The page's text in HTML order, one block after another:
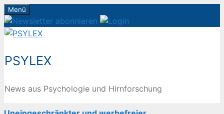
Zum
Inhalt
springen
Menü
PSYLEX
News aus Psychologie und Hirnforschung